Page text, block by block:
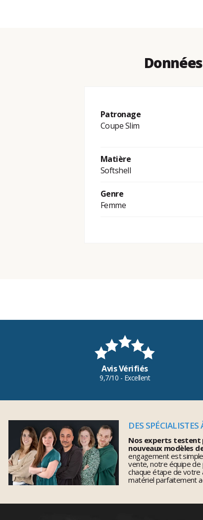
Patronage
Coupe Slim
Matière
Softshell
Genre
Femme
Avis Vérifiés
9,7/10 - Excellent
DES SPÉCIALISTES
Nos experts testent
nouveaux modèles
engagement est
vente, notre équipe de
chaque étape de votre
matériel parfaitement